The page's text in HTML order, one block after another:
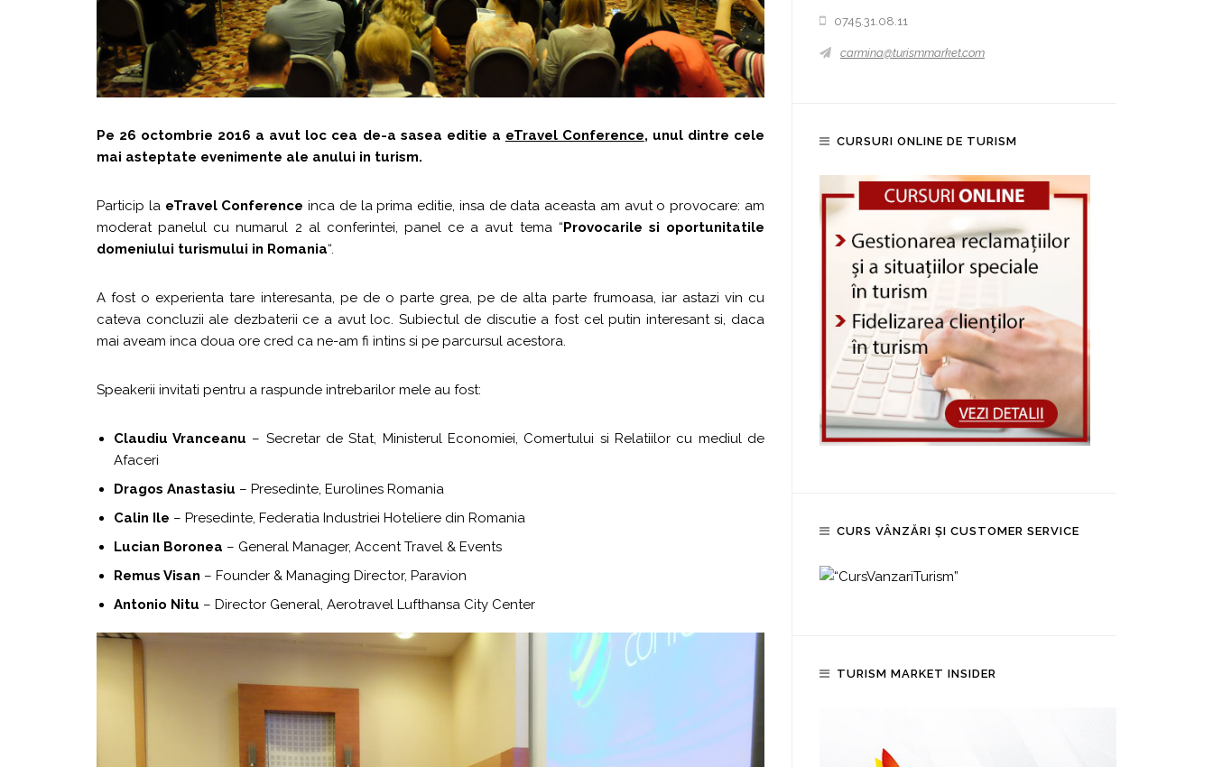
Pe 26 octombrie 2016 a avut loc cea de-a sasea editie a eTravel Conference, unul dintre cele
mai asteptate evenimente ale anului in turism.
Particip la eTravel Conference inca de la prima editie, insa de data aceasta am avut o provocare: am
moderat panelul cu numarul 2 al conferintei, panel ce a avut tema “ Provocarile si oportunitatile
domeniului turismului in Romania“.
A fost o experienta tare interesanta, pe de o parte grea, pe de alta parte frumoasa, iar astazi vin cu
cateva concluzii ale dezbaterii ce a avut loc. Subiectul de discutie a fost cel putin interesant si, daca
mai aveam inca doua ore cred ca ne-am fi intins si pe parcursul acestora.
Speakerii invitati pentru a raspunde intrebarilor mele au fost:
Claudiu Vranceanu – Secretar de Stat, Ministerul Economiei, Comertului si Relatiilor cu mediul de
Afaceri
Dragos Anastasiu – Presedinte, Eurolines Romania
Calin Ile – Presedinte, Federatia Industriei Hoteliere din Romania
Lucian Boronea – General Manager, Accent Travel & Events
Remus Visan – Founder & Managing Director, Paravion
Antonio Nitu – Director General, Aerotravel Lufthansa City Center
0745.31.08.11
carmina@turismmarket.com
CURSURI ONLINE DE TURISM
CURS VÂNZĂRI ȘI CUSTOMER SERVICE
TURISM MARKET INSIDER